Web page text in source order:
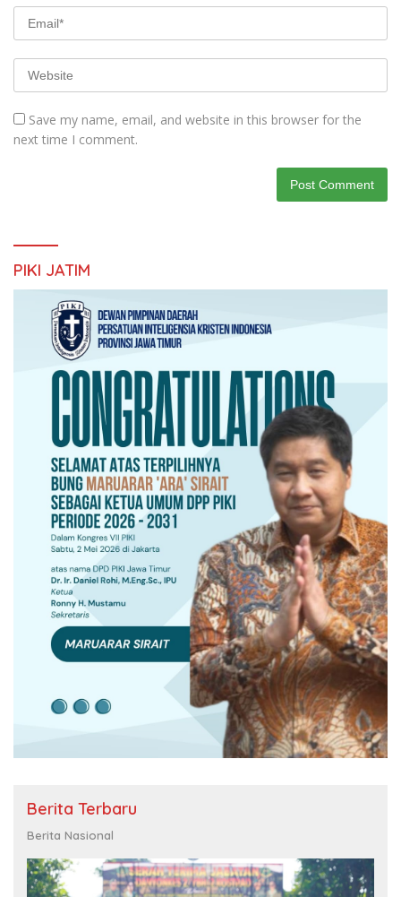
Save my name, email, and website in this browser for the
next time I comment.
PIKI JATIM
Berita Terbaru
Berita Nasional